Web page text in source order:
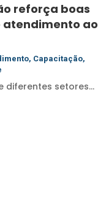
reforça boas
ao
, Capacitação,
diferentes setores...